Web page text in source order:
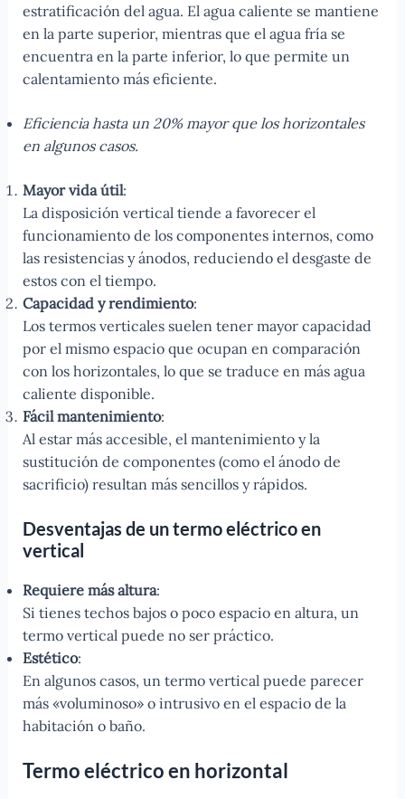
estratificación del agua. El agua caliente se mantiene
en la parte superior, mientras que el agua fría se
encuentra en la parte inferior, lo que permite un
calentamiento más eficiente.
Eficiencia hasta un 20% mayor que los horizontales
en algunos casos.
Mayor vida útil:
La disposición vertical tiende a favorecer el
funcionamiento de los componentes internos, como
las resistencias y ánodos, reduciendo el desgaste de
estos con el tiempo.
Capacidad y rendimiento:
Los termos verticales suelen tener mayor capacidad
por el mismo espacio que ocupan en comparación
con los horizontales, lo que se traduce en más agua
caliente disponible.
Fácil mantenimiento:
Al estar más accesible, el mantenimiento y la
sustitución de componentes (como el ánodo de
sacrificio) resultan más sencillos y rápidos.
Desventajas de un termo eléctrico en
vertical
Requiere más altura:
Si tienes techos bajos o poco espacio en altura, un
termo vertical puede no ser práctico.
Estético:
En algunos casos, un termo vertical puede parecer
más «voluminoso» o intrusivo en el espacio de la
habitación o baño.
Termo eléctrico en horizontal